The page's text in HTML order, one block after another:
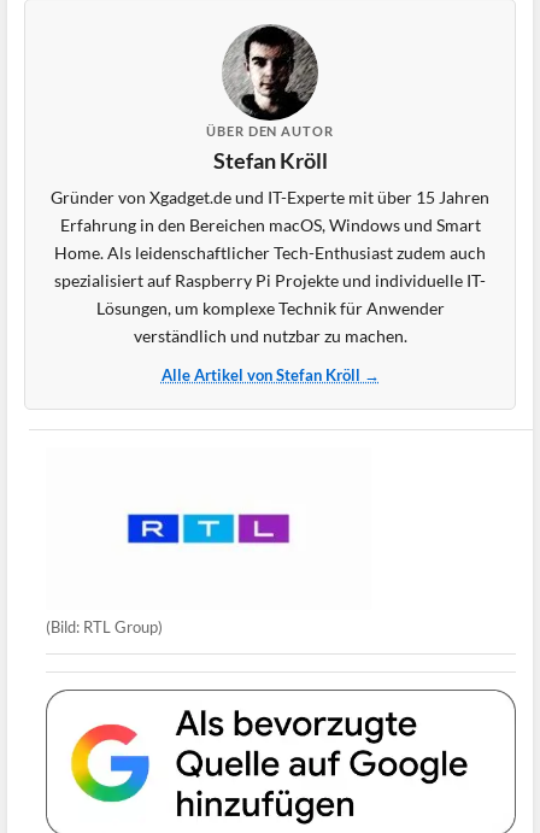
ÜBER DEN AUTOR
Stefan Kröll
Gründer von Xgadget.de und IT-Experte mit über 15 Jahren
Erfahrung in den Bereichen macOS, Windows und Smart
Home. Als leidenschaftlicher Tech-Enthusiast zudem auch
spezialisiert auf Raspberry Pi Projekte und individuelle IT-
Lösungen, um komplexe Technik für Anwender
verständlich und nutzbar zu machen.
Alle Artikel von Stefan Kröll →
(Bild: RTL Group)